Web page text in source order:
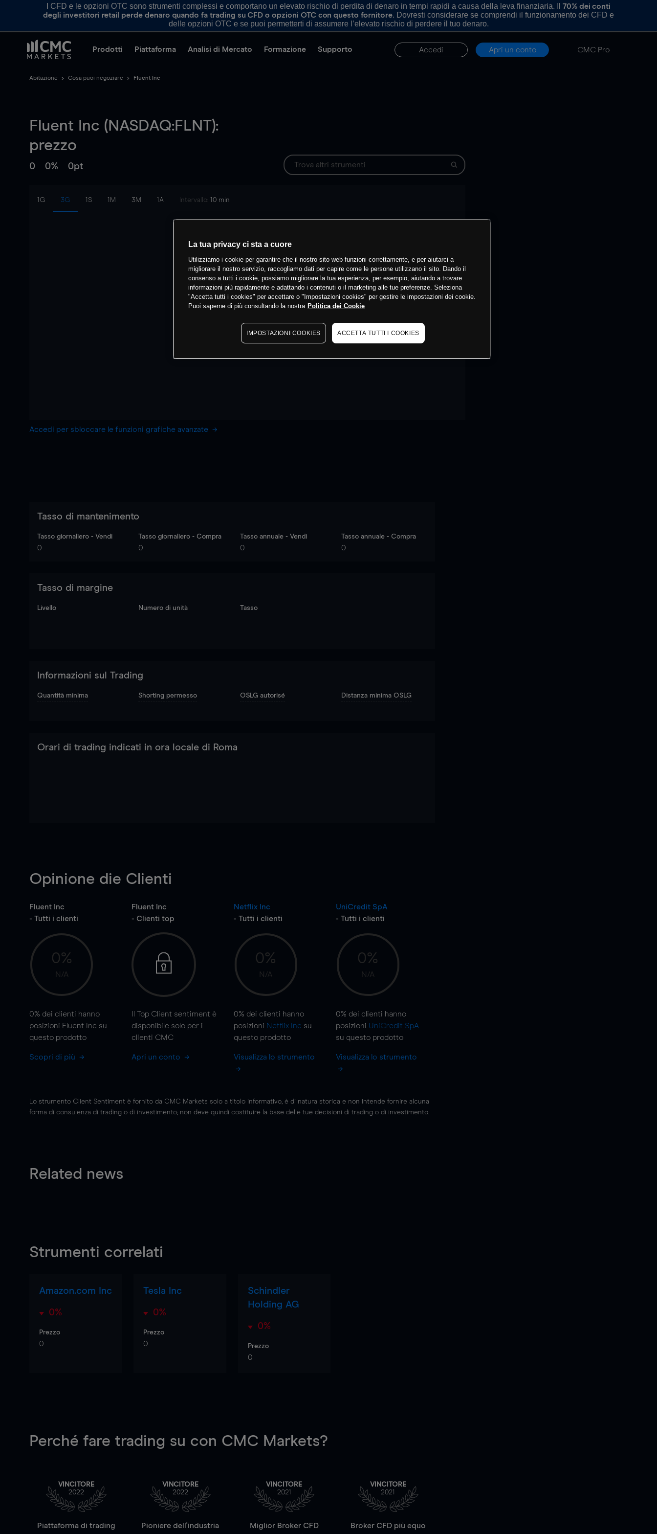
I CFD e le opzioni OTC sono strumenti complessi e comportano un elevato rischio di perdita di denaro in tempi rapidi a causa della leva finanziaria. Il 70% dei conti
degli investitori retail perde denaro quando fa trading su CFD o opzioni OTC con questo fornitore. Dovresti considerare se comprendi il funzionamento dei CFD e
delle opzioni OTC e se puoi permetterti di assumere l’elevato rischio di perdere il tuo denaro.
Prodotti Piattaforma Analisi di Mercato Formazione Supporto Accedi Apri un conto CMC Pro
Abitazione Cosa puoi negoziare Fluent Inc
Fluent Inc (NASDAQ:FLNT):
prezzo
0 0% 0pt
1G 3G 1S 1M 3M 1A Intervallo: 10 min
Accedi per sbloccare le funzioni grafiche avanzate
Tasso di mantenimento
Tasso giornaliero - Vendi
0
Tasso giornaliero - Compra
0
Tasso annuale - Vendi
0
Tasso annuale - Compra
0
Tasso di margine
Livello Numero di unità Tasso
Informazioni sul Trading
Quantità minima Shorting permesso OSLG autorisé Distanza minima OSLG
Orari di trading indicati in ora locale di Roma
Opinione die Clienti
Fluent Inc
- Tutti i clienti
0%
N/A
0% dei clienti hanno
posizioni Fluent Inc su
questo prodotto
Scopri di più
Fluent Inc
- Clienti top
Il Top Client sentiment è
disponibile solo per i
clienti CMC
Apri un conto
Netflix Inc
- Tutti i clienti
0%
N/A
0% dei clienti hanno
posizioni Netflix Inc su
questo prodotto
Visualizza lo strumento
UniCredit SpA
- Tutti i clienti
0%
N/A
0% dei clienti hanno
posizioni UniCredit SpA
su questo prodotto
Visualizza lo strumento
Lo strumento Client Sentiment è fornito da CMC Markets solo a titolo informativo, è di natura storica e non intende fornire alcuna
forma di consulenza di trading o di investimento; non deve quindi costituire la base delle tue decisioni di trading o di investimento.
Related news
Strumenti correlati
Amazon.com Inc
0%
Prezzo
0
Tesla Inc
0%
Prezzo
0
Schindler
Holding AG
0%
Prezzo
0
Perché fare trading su con CMC Markets?
VINCITORE
2022
Piattaforma di trading
VINCITORE
2022
Pioniere dell'industria
VINCITORE
2021
Miglior Broker CFD
VINCITORE
2021
Broker CFD più equo
La tua privacy ci sta a cuore
Utilizziamo i cookie per garantire che il nostro sito web funzioni correttamente, e per aiutarci a
migliorare il nostro servizio, raccogliamo dati per capire come le persone utilizzano il sito. Dando il
consenso a tutti i cookie, possiamo migliorare la tua esperienza, per esempio, aiutando a trovare
informazioni più rapidamente e adattando i contenuti o il marketing alle tue preferenze. Seleziona
"Accetta tutti i cookies" per accettare o "Impostazioni cookies" per gestire le impostazioni dei cookie.
Puoi saperne di più consultando la nostra Politica dei Cookie
IMPOSTAZIONI COOKIES ACCETTA TUTTI I COOKIES